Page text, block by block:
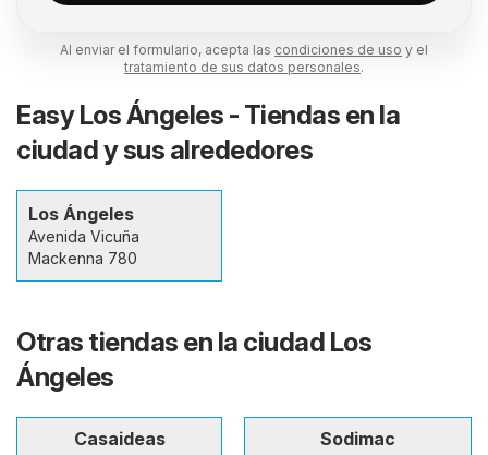
Al enviar el formulario, acepta las condiciones de uso y el
tratamiento de sus datos personales.
Easy Los Ángeles - Tiendas en la
ciudad y sus alrededores
Los Ángeles
Avenida Vicuña
Mackenna 780
Otras tiendas en la ciudad Los
Ángeles
Casaideas
Sodimac